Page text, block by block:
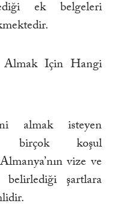
ek belgeleri
Almak Için Hangi
almak isteyen
birçok koşul
vize ve
şartlara